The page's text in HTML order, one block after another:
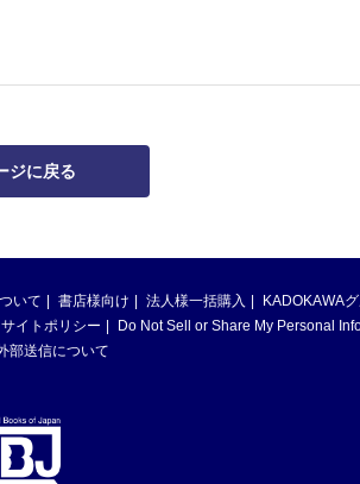
ジに戻る
いて 書店様向け 法人様一括購入
KADOKAWA
サイトポリシー
Do Not Sell or Share My Personal
部送信について